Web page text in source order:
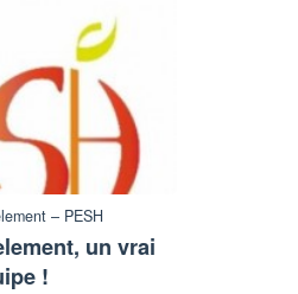
– PESH
un vrai
!